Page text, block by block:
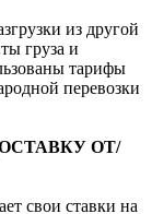
из другой
груза и
тарифы
перевозки
ОТ/
свои ставки на